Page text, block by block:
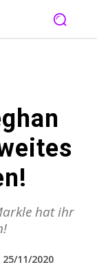
hat ihr
25/11/2020